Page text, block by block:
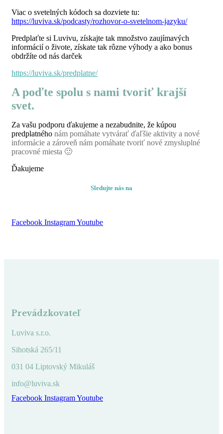
Viac o svetelných kódoch sa dozviete tu:
https://luviva.sk/podcasty/rozhovor-o-svetelnom-jazyku/
Predplaťte si Luvivu, získajte tak množstvo zaujímavých
informácií o živote, získate tak rôzne výhody a ako bonus
obdržíte od nás darček
https://luviva.sk/predplatne/
A poďte spolu s nami tvoriť krajší
svet.
Za vašu podporu ďakujeme a nezabudnite, že kúpou
predplatného nám pomáhate vytvárať ďaľšie aktivity a nové
informácie a zároveň nám pomáhate tvoriť nové zmysluplné
pracovné miesta 🙂
Ďakujeme
Sledujte nás na
Facebook InstagramYoutube
Prevádzkovateľ
Luviva s.r.o.
Sihotská 265/11
031 04 Liptovský Mikuláš
info@luviva.sk
Facebook InstagramYoutube